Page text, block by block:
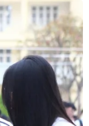
quan như
nhân dân,
nhận chuyển
khoản
quen biết.
lừa đảo
báo cho cơ